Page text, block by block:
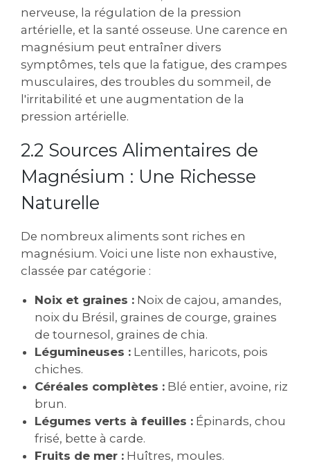
nerveuse‚ la régulation de la pression
artérielle‚ et la santé osseuse. Une carence en
magnésium peut entraîner divers
symptômes‚ tels que la fatigue‚ des crampes
musculaires‚ des troubles du sommeil‚ de
l'irritabilité et une augmentation de la
pression artérielle.
2.2 Sources Alimentaires de
Magnésium : Une Richesse
Naturelle
De nombreux aliments sont riches en
magnésium. Voici une liste non exhaustive‚
classée par catégorie :
Noix et graines : Noix de cajou‚ amandes‚
noix du Brésil‚ graines de courge‚ graines
de tournesol‚ graines de chia.
Légumineuses : Lentilles‚ haricots‚ pois
chiches.
Céréales complètes : Blé entier‚ avoine‚ riz
brun.
Légumes verts à feuilles : Épinards‚ chou
frisé‚ bette à carde.
Fruits de mer : Huîtres‚ moules.